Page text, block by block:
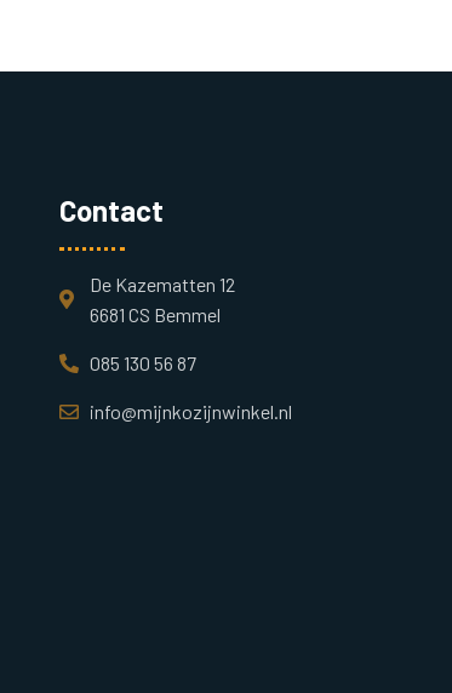
Contact
De Kazematten 12
6681 CS Bemmel
085 130 56 87
info@mijnkozijnwinkel.nl